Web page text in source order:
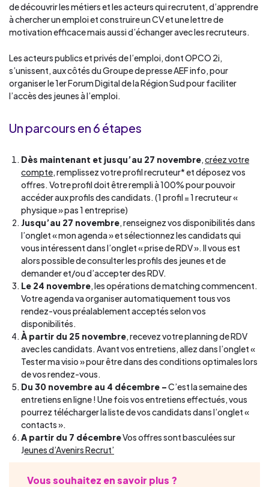
de découvrir les métiers et les acteurs qui recrutent, d’apprendre
à chercher un emploi et construire un CV et une lettre de
motivation efficace mais aussi d’échanger avec les recruteurs.
Les acteurs publics et privés de l’emploi, dont OPCO 2i,
s’unissent, aux côtés du Groupe de presse AEF info, pour
organiser le 1er Forum Digital de la Région Sud pour faciliter
l’accès des jeunes à l’emploi.
Un parcours en 6 étapes
Dès maintenant et jusqu’au 27 novembre,créez votre
compte, remplissez votre profil recruteur* et déposez vos
offres. Votre profil doit être rempli à 100% pour pouvoir
accéder aux profils des candidats. (1 profil = 1 recruteur «
physique » pas 1 entreprise)
Jusqu’au 27 novembre, renseignez vos disponibilités dans
l’onglet « mon agenda » et sélectionnez les candidats qui
vous intéressent dans l’onglet « prise de RDV ». Il vous est
alors possible de consulter les profils des jeunes et de
demander et/ou d’accepter des RDV.
Le 24 novembre, les opérations de matching commencent.
Votre agenda va organiser automatiquement tous vos
rendez-vous préalablement acceptés selon vos
disponibilités.
À partir du 25 novembre, recevez votre planning de RDV
avec les candidats. Avant vos entretiens, allez dans l’onglet «
Tester ma visio » pour être dans des conditions optimales lors
de vos rendez-vous.
Du 30 novembre au 4 décembre –C’est la semaine des
entretiens en ligne ! Une fois vos entretiens effectués, vous
pourrez télécharger la liste de vos candidats dans l’onglet «
contacts ».
A partir du 7 décembreVos offres sont basculées sur
Jeunes d’Avenirs Recrut’
Vous souhaitez en savoir plus ?